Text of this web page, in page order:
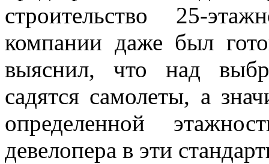
строительство 25-
компании даже был
выяснил, что над
садятся самолеты, а
определенной
девелопера в эти